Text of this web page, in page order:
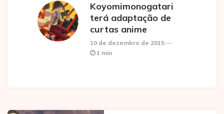
Koyomimonogatari
terá adaptação de
curtas anime
10 de dezembro de 2015
1 min